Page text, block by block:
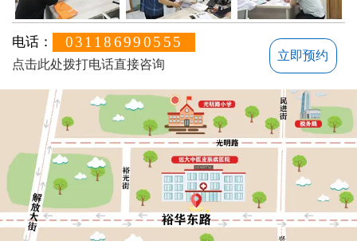
电话： 031186990555
点击此处拨打电话直接咨询
立即预约